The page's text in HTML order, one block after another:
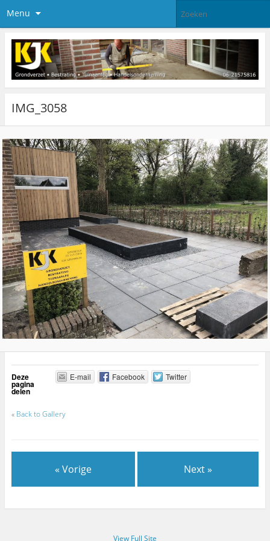
Menu
IMG_3058
Deze
pagina
delen
E-mail Facebook Twitter
« Back to Gallery
« Vorige Next »
View Full Site